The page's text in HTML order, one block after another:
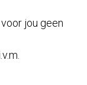
jou geen